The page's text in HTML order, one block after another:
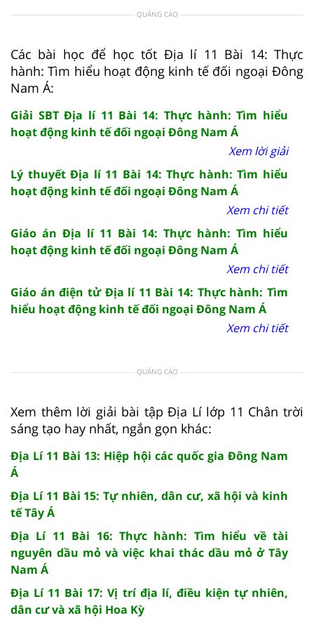
QUẢNG CÁO
Các bài học để học tốt Địa lí 11 Bài 14: Thực
hành: Tìm hiểu hoạt động kinh tế đối ngoại Đông
Nam Á:
Giải SBT Địa lí 11 Bài 14: Thực hành: Tìm hiểu
hoạt động kinh tế đối ngoại Đông Nam Á
Xem lời giải
Lý thuyết Địa lí 11 Bài 14: Thực hành: Tìm hiểu
hoạt động kinh tế đối ngoại Đông Nam Á
Xem chi tiết
Giáo án Địa lí 11 Bài 14: Thực hành: Tìm hiểu
hoạt động kinh tế đối ngoại Đông Nam Á
Xem chi tiết
Giáo án điện tử Địa lí 11 Bài 14: Thực hành: Tìm
hiểu hoạt động kinh tế đối ngoại Đông Nam Á
Xem chi tiết
QUẢNG CÁO
Xem thêm lời giải bài tập Địa Lí lớp 11 Chân trời
sáng tạo hay nhất, ngắn gọn khác:
Địa Lí 11 Bài 13: Hiệp hội các quốc gia Đông Nam
Á
Địa Lí 11 Bài 15: Tự nhiên, dân cư, xã hội và kinh
tế Tây Á
Địa Lí 11 Bài 16: Thực hành: Tìm hiểu về tài
nguyên dầu mỏ và việc khai thác dầu mỏ ở Tây
Nam Á
Địa Lí 11 Bài 17: Vị trí địa lí, điều kiện tự nhiên,
dân cư và xã hội Hoa Kỳ